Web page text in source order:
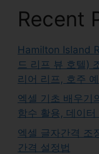
Recent
Hamilton Island
드 리프 뷰 호텔)
리어 리프, 호주
엑셀 기초 배우기
함수 활용, 데이터
엑셀 글자간격 조
간격 설정법